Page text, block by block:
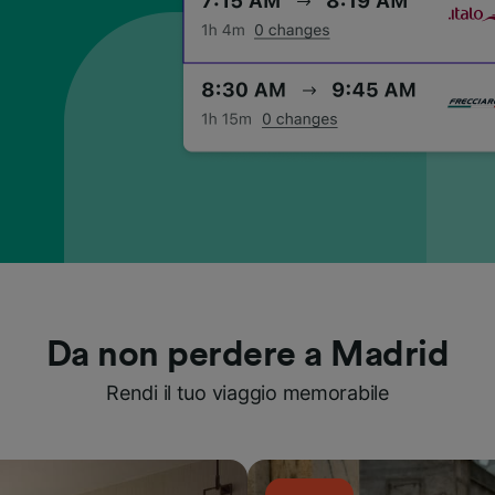
Da non perdere a Madrid
Rendi il tuo viaggio memorabile